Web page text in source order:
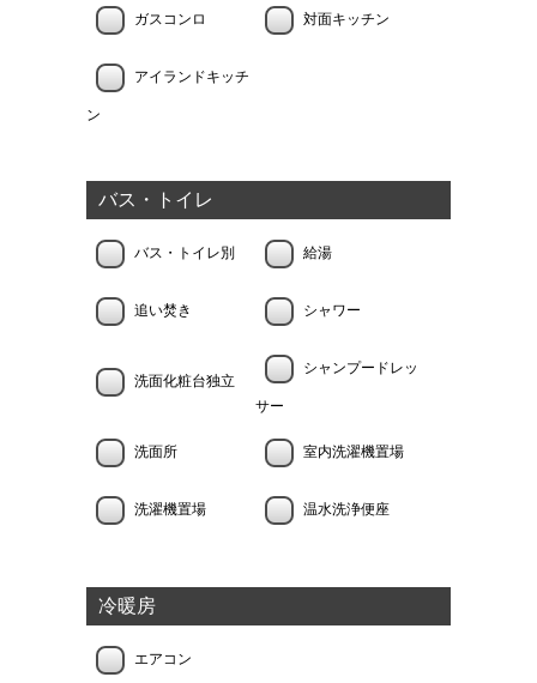
ガスコンロ 対面キッチン
アイランドキッチ
ン
バス・トイレ
バス・トイレ別 給湯
追い焚き シャワー
洗面化粧台独立
シャンプードレッ
サー
洗面所 室内洗濯機置場
洗濯機置場 温水洗浄便座
冷暖房
エアコン